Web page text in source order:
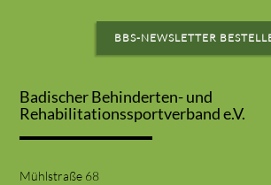
BBS-NEWSLETTER
Badischer Behinderten- und
Rehabilitationssportverband e.V.
Mühlstraße 68